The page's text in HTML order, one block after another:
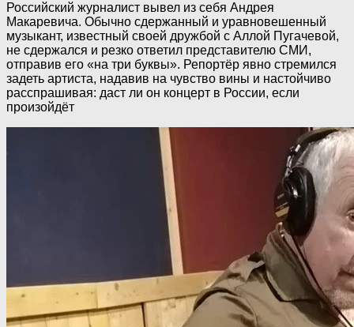
Российский журналист вывел из себя Андрея
Макаревича. Обычно сдержанный и уравновешенный
музыкант, известный своей дружбой с Аллой Пугачевой,
не сдержался и резко ответил представителю СМИ,
отправив его «на три буквы». Репортёр явно стремился
задеть артиста, надавив на чувство вины и настойчиво
расспрашивая: даст ли он концерт в России, если
произойдёт